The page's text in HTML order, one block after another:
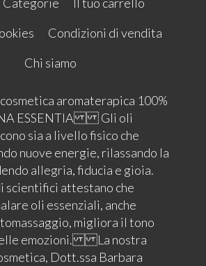
Condizioni di vendita
Chi siamo
aromaterapica 100%
ESSENTIA Gli oli
sia a livello fisico che
nuove energie, rilassando la
allegria, fiducia e gioia.
scientifici attestano che
oli essenziali, anche
migliora il tono
emozioni. La nostra
Dott.ssa Barbara